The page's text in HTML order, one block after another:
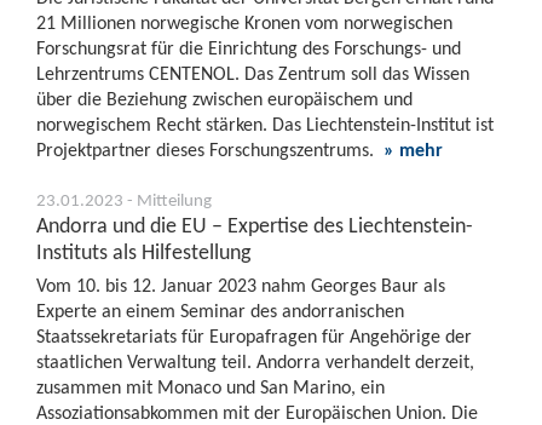
21 Millionen norwegische Kronen vom norwegischen
Forschungsrat für die Einrichtung des Forschungs- und
Lehrzentrums CENTENOL. Das Zentrum soll das Wissen
über die Beziehung zwischen europäischem und
norwegischem Recht stärken. Das Liechtenstein-Institut ist
Projektpartner dieses Forschungszentrums. » mehr
23.01.2023 - Mitteilung
Andorra und die EU – Expertise des Liechtenstein-
Instituts als Hilfestellung
Vom 10. bis 12. Januar 2023 nahm Georges Baur als
Experte an einem Seminar des andorranischen
Staatssekretariats für Europafragen für Angehörige der
staatlichen Verwaltung teil. Andorra verhandelt derzeit,
zusammen mit Monaco und San Marino, ein
Assoziationsabkommen mit der Europäischen Union. Die